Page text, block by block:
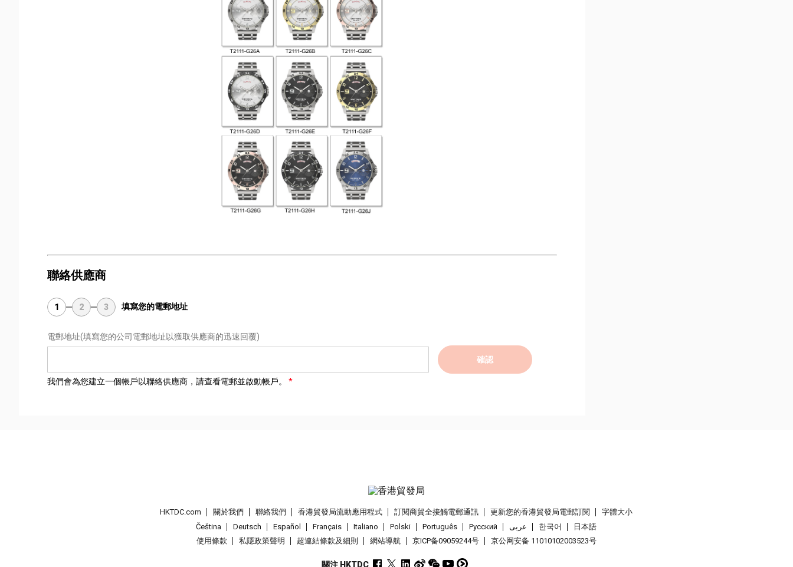
聯絡供應商
1 2 3 填寫您的電郵地址
電郵地址(填寫您的公司電郵地址以獲取供應商的迅速回覆)
確認
我們會為您建立一個帳戶以聯絡供應商，請查看電郵並啟動帳戶。
HKTDC.com 關於我們 聯絡我們 香港貿發局流動應用程式 訂閱商貿全接觸電郵通訊 更新您的香港貿發局電郵訂閱
字體大小
Čeština
Deutsch Español Français Italiano Polski Português Pусский عربى 한국어
日本語
使用條款
私隱政策聲明 超連結條款及細則 網站導航 京ICP备09059244号 京公网安备 11010102003523号
關注 HKTDC